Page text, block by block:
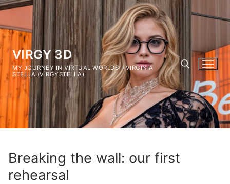
Vai
contenuto
VIRGY 3D
MY JOURNEY IN VIRTUAL WORLDS – VIRGINIA
STELLA (VIRGYSTELLA)
Cerca:
Breaking the wall: our first
rehearsal